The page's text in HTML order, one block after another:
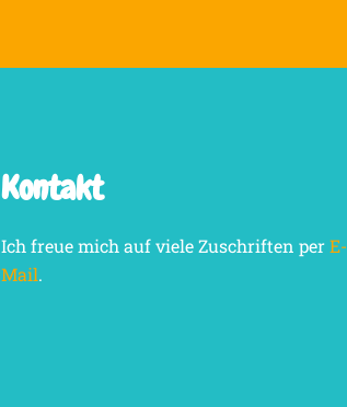
Kontakt
Ich freue mich auf viele Zuschriften perE-
Mail.